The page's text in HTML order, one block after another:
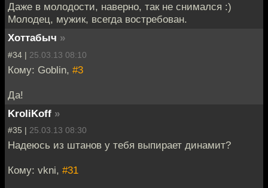
Даже в молодости, наверно, так не снимался :)
Молодец, мужик, всегда востребован.
Хоттабыч »
#34 | 25.03.13 08:10
Кому: Goblin, #3
Да!
KroliKoff »
#35 | 25.03.13 08:30
Надеюсь из штанов у тебя выпирает динамит?
Кому: vkni, #31